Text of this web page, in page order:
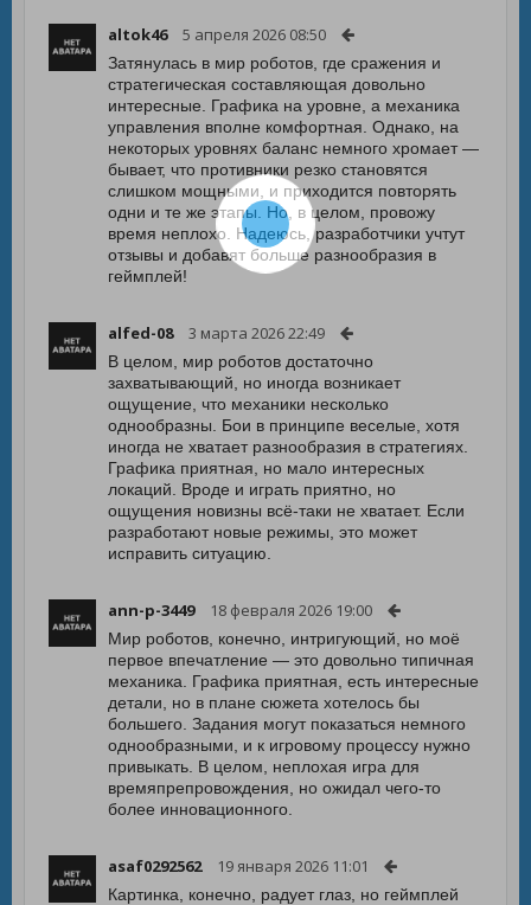
altok46 5 апреля 2026 08:50
Затянулась в мир роботов, где сражения и
стратегическая составляющая довольно
интересные. Графика на уровне, а механика
управления вполне комфортная. Однако, на
некоторых уровнях баланс немного хромает —
бывает, что противники резко становятся
слишком мощными, и приходится повторять
одни и те же этапы. Но, в целом, провожу
время неплохо. Надеюсь, разработчики учтут
отзывы и добавят больше разнообразия в
геймплей!
alfed-08 3 марта 2026 22:49
В целом, мир роботов достаточно
захватывающий, но иногда возникает
ощущение, что механики несколько
однообразны. Бои в принципе веселые, хотя
иногда не хватает разнообразия в стратегиях.
Графика приятная, но мало интересных
локаций. Вроде и играть приятно, но
ощущения новизны всё-таки не хватает. Если
разработают новые режимы, это может
исправить ситуацию.
ann-p-3449 18 февраля 2026 19:00
Мир роботов, конечно, интригующий, но моё
первое впечатление — это довольно типичная
механика. Графика приятная, есть интересные
детали, но в плане сюжета хотелось бы
большего. Задания могут показаться немного
однообразными, и к игровому процессу нужно
привыкать. В целом, неплохая игра для
времяпрепровождения, но ожидал чего-то
более инновационного.
asaf0292562 19 января 2026 11:01
Картинка, конечно, радует глаз, но геймплей